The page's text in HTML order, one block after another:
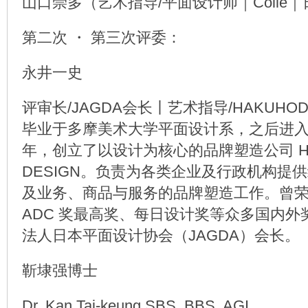
第二次 ・ 第三次评委：
永井一史
评审长/JAGDA会长丨艺术指导/
毕业于多摩美术大学平面设计系，之后进
年，创立了以设计为核心的品牌塑造公司
DESIGN。负责为各类企业及行政机构提
及业务、商品与服务的品牌塑造工作。曾
ADC 奖最高奖、每日设计奖等众多国内外
法人日本平面设计协会（JAGDA）会长。
靳埭强博士